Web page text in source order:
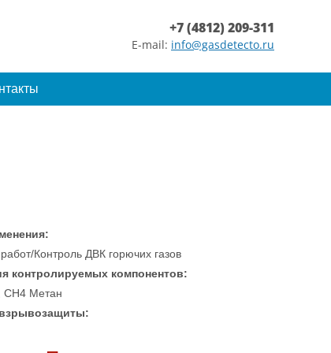
+7 (4812) 209-311
E-mail: info@gasdetecto.ru
Контроль ДВК горючих газов
контролируемых компонентов:
CH4 Метан